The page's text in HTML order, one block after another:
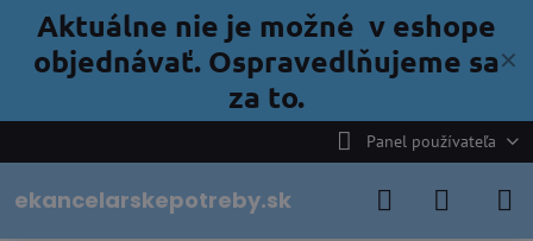
✕
Aktuálne nie je možné v eshope
objednávať. Ospravedlňujeme sa
za to.
Panel používateľa
ekancelarskepotreby.sk